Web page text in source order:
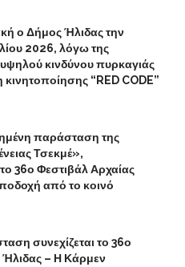
ο Δήμος Ήλιδας την
2026, λόγω της
κινδύνου πυρκαγιάς
κινητοποίησης “RED CODE”
παράσταση της
Τσεκμέ»,
36ο Φεστιβάλ Αρχαίας
από το κοινό
συνεχίζεται το 36ο
Ήλιδας – Η Κάρμεν